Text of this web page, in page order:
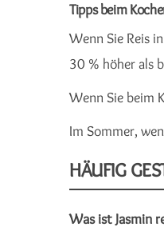
Tipps beim
Wenn Sie Reis
30 % höher als
Wenn Sie beim
Im Sommer,
HÄUFIG
Was ist Jasmin